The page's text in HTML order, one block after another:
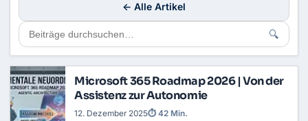
← Alle Artikel
🔍
Microsoft 365 Roadmap 2026 | Von der
Assistenz zur Autonomie
12. Dezember 2025⏱ 42 Min.